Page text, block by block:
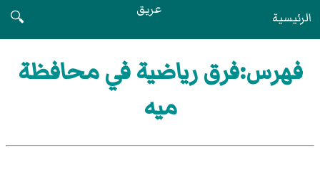
الرئيسية عريق
🔍
فهرس:فرق رياضية في محافظة
ميه